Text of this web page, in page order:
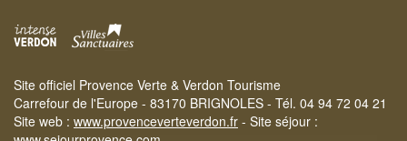
Site officiel Provence Verte & Verdon Tourisme
Carrefour de l'Europe - 83170 BRIGNOLES - Tél. 04 94 72 04 21
Site web : www.provenceverteverdon.fr - Site séjour :